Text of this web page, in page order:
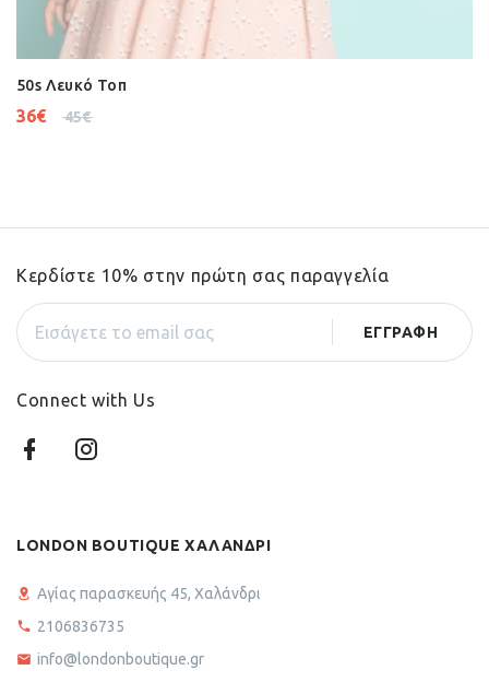
50s Λευκό Τοπ
45€
36€
Κερδίστε 10% στην πρώτη σας παραγγελία
Connect with Us
LONDON BOUTIQUE ΧΑΛΑΝΔΡΙ
Αγίας παρασκευής 45, Χαλάνδρι
2106836735
info@londonboutique.gr